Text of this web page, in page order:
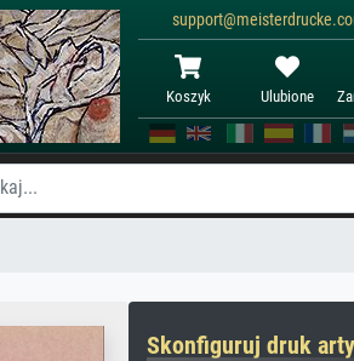
Koszyk Ulubione
Skonfiguruj druk